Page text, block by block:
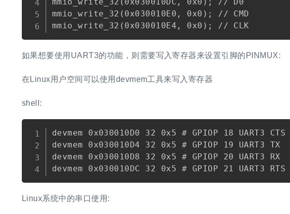
mmio_write_32(0x030010E0, 0x0); // CMD
如果想要使用UART3的功能，则需要写入寄存器来设置引脚的PINMUX:
在Linux用户空间可以使用devmem工具来写入寄存器
shell:
devmem 0x030010D0 32 0x5 # GPIOP 18 UART3 CTS
devmem 0x030010D4 32 0x5 # GPIOP 19 UART3 TX
devmem 0x030010D8 32 0x5 # GPIOP 20 UART3 RX
Linux系统中的串口使用: